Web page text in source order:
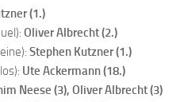
(1.)
Oliver Albrecht (2.)
Stephen Kutzner (1.)
Ute Ackermann (18.)
Neese (3), Oliver Albrecht (3)